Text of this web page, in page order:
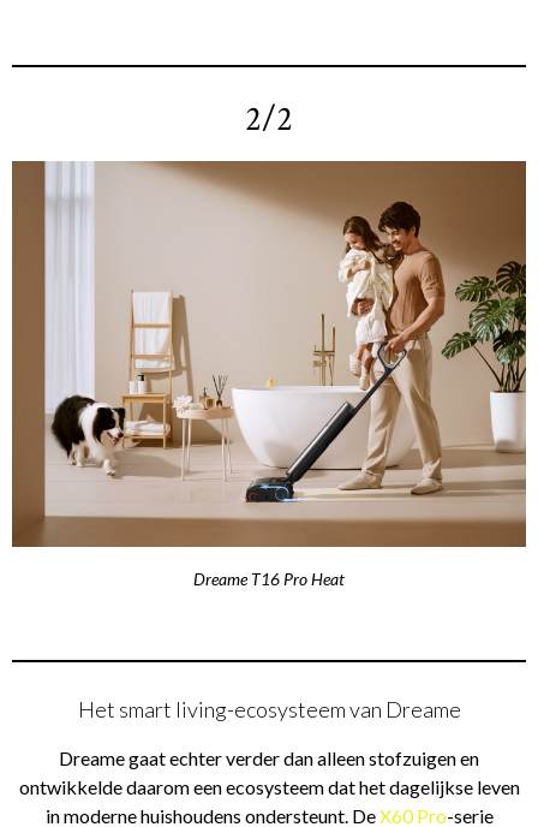
2/2
Dreame T16 Pro Heat
Het smart living-ecosysteem van Dreame
Dreame gaat echter verder dan alleen stofzuigen en
ontwikkelde daarom een ecosysteem dat het dagelijkse leven
in moderne huishoudens ondersteunt. DeX60 Pro-serie